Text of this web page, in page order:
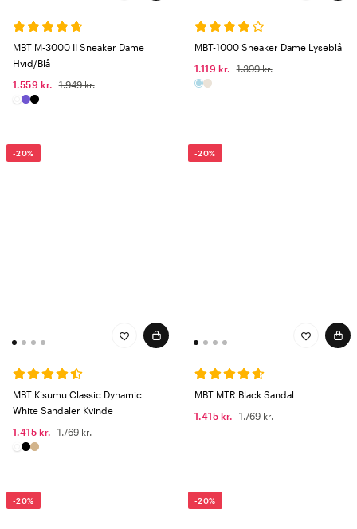
MBT M-3000 II Sneaker Dame
Hvid/Blå
1.559 kr.
1.949 kr.
MBT-1000 Sneaker Dame Lyseblå
1.119 kr.
1.399 kr.
-20%
MBT Kisumu Classic Dynamic
White Sandaler Kvinde
1.415 kr.
1.769 kr.
-20%
MBT MTR Black Sandal
1.415 kr.
1.769 kr.
-20% -20%